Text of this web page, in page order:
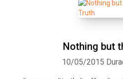
Nothing but
10/05/2015